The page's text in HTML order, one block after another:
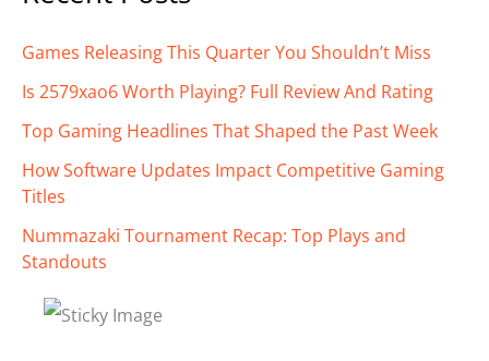
Games Releasing This Quarter You Shouldn’t Miss
Is 2579xao6 Worth Playing? Full Review And Rating
Top Gaming Headlines That Shaped the Past Week
How Software Updates Impact Competitive Gaming
Titles
Nummazaki Tournament Recap: Top Plays and
Standouts